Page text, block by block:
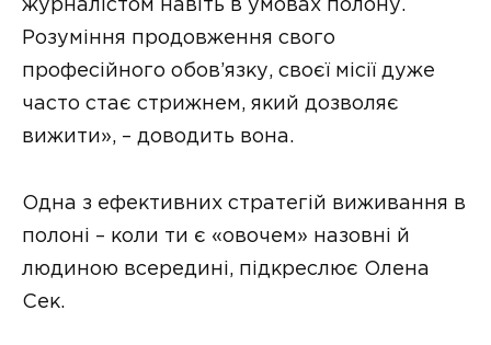
журналістом навіть в умовах полону.
Розуміння продовження свого
професійного обов’язку, своєї місії дуже
часто стає стрижнем, який дозволяє
вижити», – доводить вона.
Одна з ефективних стратегій виживання в
полоні – коли ти є «овочем» назовні й
людиною всередині, підкреслює Олена
Сек.